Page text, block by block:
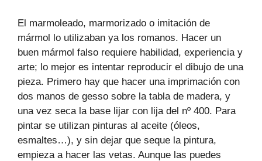
El marmoleado, marmorizado o imitación de
mármol lo utilizaban ya los romanos. Hacer un
buen mármol falso requiere habilidad, experiencia y
arte; lo mejor es intentar reproducir el dibujo de una
pieza. Primero hay que hacer una imprimación con
dos manos de gesso sobre la tabla de madera, y
una vez seca la base lijar con lija del nº 400. Para
pintar se utilizan pinturas al aceite (óleos,
esmaltes…), y sin dejar que seque la pintura,
empieza a hacer las vetas. Aunque las puedes